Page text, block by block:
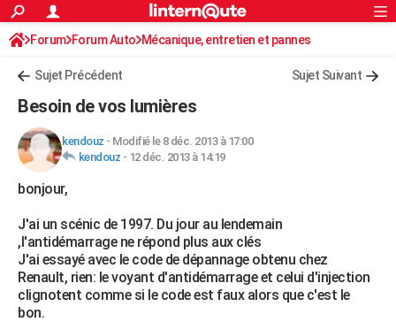
ACTUALITÉS
Politique
Société
Faits Divers
Education
Monde
Villes
+
FINANCE
Retraite
Impôts
Epargne
Immobilier
Risques naturels par ville
Banque
Assurance
Crédit
AUTO
Essais
Réserver un essai
Citadines
Berlines
SUV
Forum auto
+HIGH-TECH
Mobiles
Meilleur smartphone
Internet
Ordinateurs
Jeux vidéo
Guide high-tech
+BRICOLAGE
Forum
Aménagement intérieur
Extérieur
Cuisine
Salle de bains
Jardinage
Rangement
WEEK-END
Guides de France
Escapades
Patrimoine
Expositions
Musées
Week-end nature
+LIFESTYLE
Rechercher
S'inscrire
Connexion
Forum Forum Auto Mécanique, entretien et pannes
Sujet Précédent Sujet Suivant
Besoin de vos lumières
kendouz - Modifié le 8 déc. 2013 à 17:00
kendouz - 12 déc. 2013 à 14:19
bonjour,
J'ai un scénic de 1997. Du jour au lendemain
,l'antidémarrage ne répond plus aux clés
J'ai essayé avec le code de dépannage obtenu chez
Renault, rien: le voyant d'antidémarrage et celui d'injection
clignotent comme si le code est faux alors que c'est le
bon.